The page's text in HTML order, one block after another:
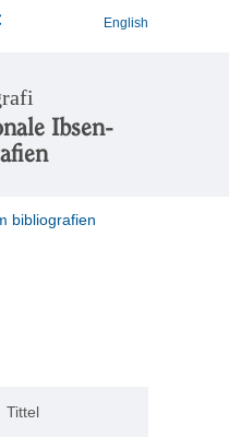
English
Ibsen-
bibliografien
Tittel